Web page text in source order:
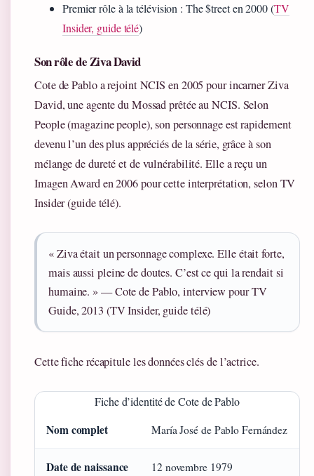
Premier rôle à la télévision : The $treet en 2000 (TV
Insider, guide télé)
Son rôle de Ziva David
Cote de Pablo a rejoint NCIS en 2005 pour incarner Ziva
David, une agente du Mossad prêtée au NCIS. Selon
People (magazine people), son personnage est rapidement
devenu l’un des plus appréciés de la série, grâce à son
mélange de dureté et de vulnérabilité. Elle a reçu un
Imagen Award en 2006 pour cette interprétation, selon TV
Insider (guide télé).
« Ziva était un personnage complexe. Elle était forte,
mais aussi pleine de doutes. C’est ce qui la rendait si
humaine. » — Cote de Pablo, interview pour TV
Guide, 2013 (TV Insider, guide télé)
Cette fiche récapitule les données clés de l’actrice.
Fiche d’identité de Cote de Pablo
Nom complet María José de Pablo Fernández
Date de naissance 12 novembre 1979